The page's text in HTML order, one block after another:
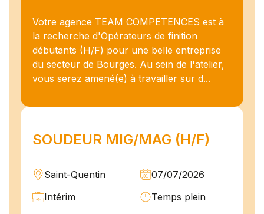
Votre agence TEAM COMPETENCES est à
la recherche d'Opérateurs de finition
débutants (H/F) pour une belle entreprise
du secteur de Bourges. Au sein de l'atelier,
vous serez amené(e) à travailler sur d...
SOUDEUR MIG/MAG (H/F)
Saint-Quentin
07/07/2026
Intérim
Temps plein